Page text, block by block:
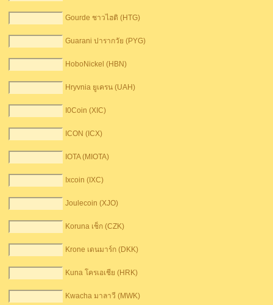
Gourde ชาวไฮติ (HTG)
Guarani ปารากวัย (PYG)
HoboNickel (HBN)
Hryvnia ยูเครน (UAH)
I0Coin (XIC)
ICON (ICX)
IOTA (MIOTA)
Ixcoin (IXC)
Joulecoin (XJO)
Koruna เช็ก (CZK)
Krone เดนมาร์ก (DKK)
Kuna โครเอเชีย (HRK)
Kwacha มาลาวี (MWK)